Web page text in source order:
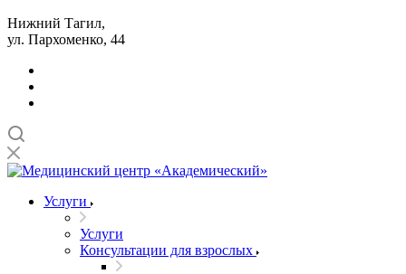
Нижний Тагил,
ул. Пархоменко, 44
Услуги
Услуги
Консультации для взрослых